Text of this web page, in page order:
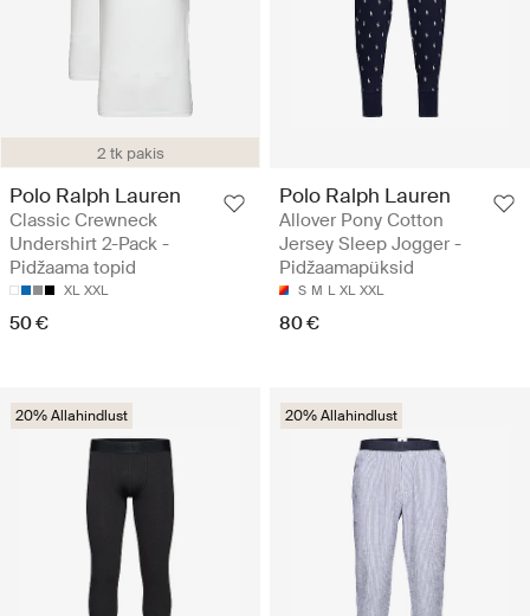
2 tk pakis
Polo Ralph Lauren
Classic Crewneck
Undershirt 2-Pack -
Pidžaama topid
XL XXL
50 €
Polo Ralph Lauren
Allover Pony Cotton
Jersey Sleep Jogger -
Pidžaamapüksid
S M L XL XXL
80 €
20% Allahindlust 20% Allahindlust